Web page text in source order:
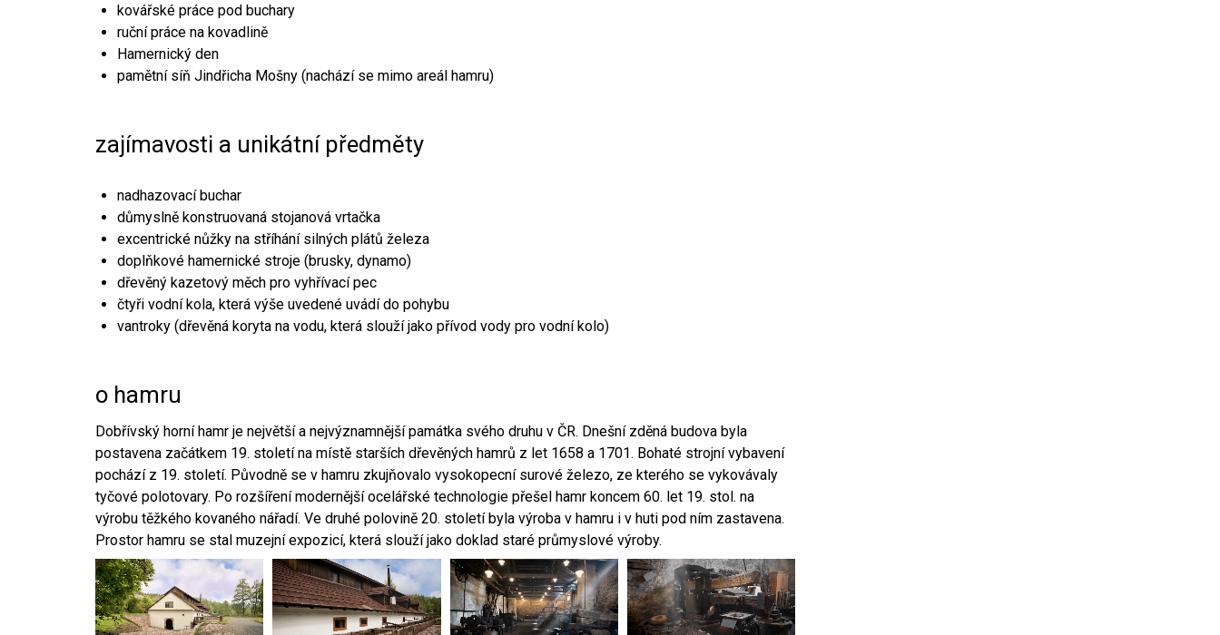
kovářské práce pod buchary
ruční práce na kovadlině
Hamernický den
pamětní síň Jindřicha Mošny (nachází se mimo areál hamru)
zajímavosti a unikátní předměty
nadhazovací buchar
důmyslně konstruovaná stojanová vrtačka
excentrické nůžky na stříhání silných plátů železa
doplňkové hamernické stroje (brusky, dynamo)
dřevěný kazetový měch pro vyhřívací pec
čtyři vodní kola, která výše uvedené uvádí do pohybu
vantroky (dřevěná koryta na vodu, která slouží jako přívod vody pro vodní kolo)
o hamru
Dobřívský horní hamr je největší a nejvýznamnější památka svého druhu v ČR. Dnešní zděná budova byla
postavena začátkem 19. století na místě starších dřevěných hamrů z let 1658 a 1701. Bohaté strojní vybavení
pochází z 19. století. Původně se v hamru zkujňovalo vysokopecní surové železo, ze kterého se vykovávaly
tyčové polotovary. Po rozšíření modernější ocelářské technologie přešel hamr koncem 60. let 19. stol. na
výrobu těžkého kovaného nářadí. Ve druhé polovině 20. století byla výroba v hamru i v huti pod ním zastavena.
Prostor hamru se stal muzejní expozicí, která slouží jako doklad staré průmyslové výroby.